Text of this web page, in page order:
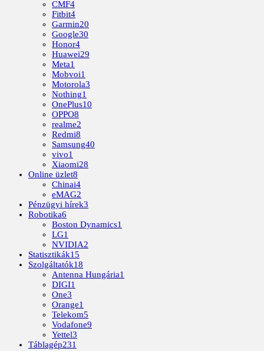
CMF4
Fitbit4
Garmin20
Google30
Honor4
Huawei29
Meta1
Mobvoi1
Motorola3
Nothing1
OnePlus10
OPPO8
realme2
Redmi8
Samsung40
vivo1
Xiaomi28
Online üzlet8
Chinai4
eMAG2
Pénzügyi hírek3
Robotika6
Boston Dynamics1
LG1
NVIDIA2
Statisztikák15
Szolgáltatók18
Antenna Hungária1
DIGI1
One3
Orange1
Telekom5
Vodafone9
Yettel3
Táblagép231